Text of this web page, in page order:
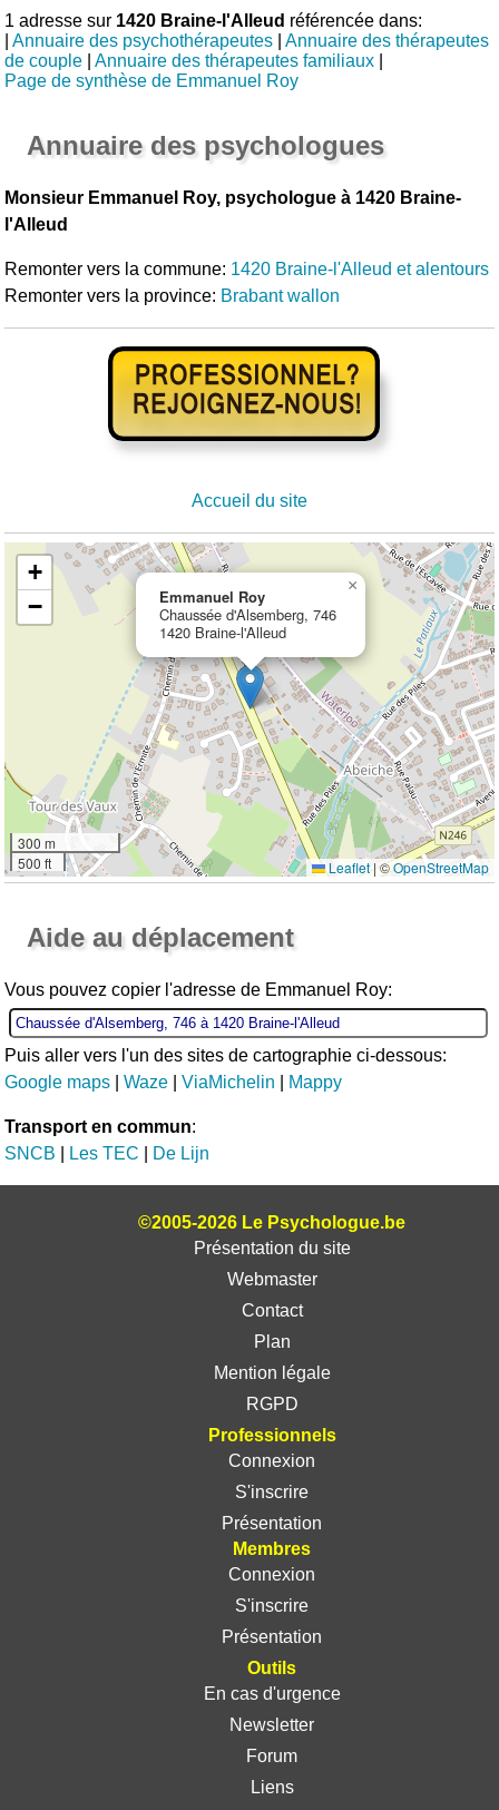
1 adresse sur 1420 Braine-l'Alleud référencée dans:
|Annuaire des psychothérapeutes |Annuaire des thérapeutes
de couple |Annuaire des thérapeutes familiaux
Page de synthèse de Emmanuel Roy
Annuaire des psychologues
Monsieur Emmanuel Roy, psychologue à 1420 Braine-
l'Alleud
Remonter vers la commune: 1420 Braine-l'Alleud et alentours
Remonter vers la province: Brabant wallon
Accueil du site
Emmanuel Roy
Chaussée d'Alsemberg, 746
1420 Braine-l'Alleud
×
+
−
300 m
500 ft
Leaflet|©OpenStreetMap
Aide au déplacement
Vous pouvez copier l'adresse de Emmanuel Roy:
Puis aller vers l'un des sites de cartographie ci-dessous:
Google maps |Waze |ViaMichelin Mappy
Transport en commun:
SNCB
Les TEC De Lijn
©2005-2026 Le Psychologue.be
Présentation du site
Webmaster
Contact
Plan
Mention légale
RGPD
Professionnels
Connexion
S'inscrire
Présentation
Membres
Connexion
S'inscrire
Présentation
Outils
En cas d'urgence
Newsletter
Forum
Liens